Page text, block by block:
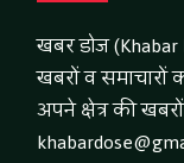
खबर डोज
खबरों व समाचारों
अपने क्षेत्र की